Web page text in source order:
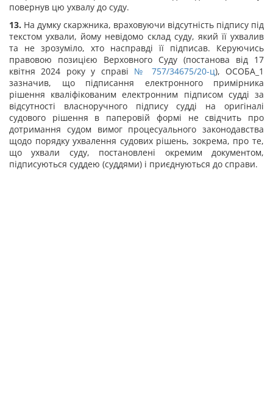
повернув цю ухвалу до суду.
13. На думку скаржника, враховуючи відсутність підпису під
текстом ухвали, йому невідомо склад суду, який її ухвалив
та не зрозуміло, хто насправді її підписав. Керуючись
правовою позицією Верховного Суду (постанова від 17
квітня 2024 року у справі № 757/34675/20-ц), ОСОБА_1
зазначив, що підписання електронного примірника
рішення кваліфікованим електронним підписом судді за
відсутності власноручного підпису судді на оригіналі
судового рішення в паперовій формі не свідчить про
дотримання судом вимог процесуального законодавства
щодо порядку ухвалення судових рішень, зокрема, про те,
що ухвали суду, постановлені окремим документом,
підписуються суддею (суддями) і приєднуються до справи.